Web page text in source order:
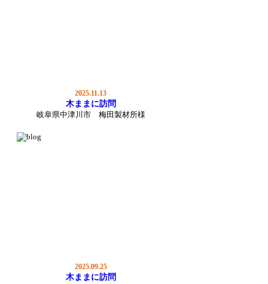
2025.11.13
木ままに訪問
岐阜県中津川市 梅田製材所様
2025.09.25
木ままに訪問